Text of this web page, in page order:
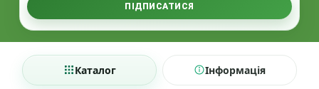
ПІДПИСАТИСЯ
Каталог Інформація